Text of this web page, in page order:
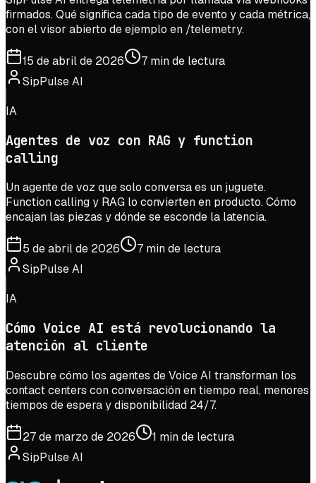
firmados. Qué significa cada tipo de evento y cada métrica,
con el visor abierto de ejemplo en /telemetry.
15 de abril de 2026
7 min de lectura
SipPulse AI
IA
Agentes de voz con RAG y function
calling
Un agente de voz que solo conversa es un juguete.
Function calling y RAG lo convierten en producto. Cómo
encajan las piezas y dónde se esconde la latencia.
5 de abril de 2026
7 min de lectura
SipPulse AI
IA
Cómo Voice AI está revolucionando la
atención al cliente
Descubre cómo los agentes de Voice AI transforman los
contact centers con conversación en tiempo real, menores
tiempos de espera y disponibilidad 24/7.
27 de marzo de 2026
1 min de lectura
SipPulse AI